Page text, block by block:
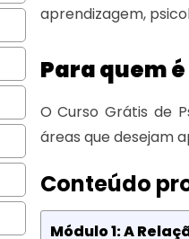
aprendizagem,
Para quem
O Curso Grátis de
áreas que desejam
Conteúdo
Módulo 1: A